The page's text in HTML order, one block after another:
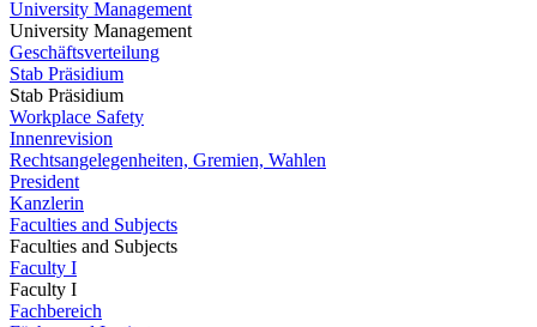
University Management
University Management
Geschäftsverteilung
Stab Präsidium
Stab Präsidium
Workplace Safety
Innenrevision
Rechtsangelegenheiten, Gremien, Wahlen
President
Kanzlerin
Faculties and Subjects
Faculties and Subjects
Faculty I
Faculty I
Fachbereich